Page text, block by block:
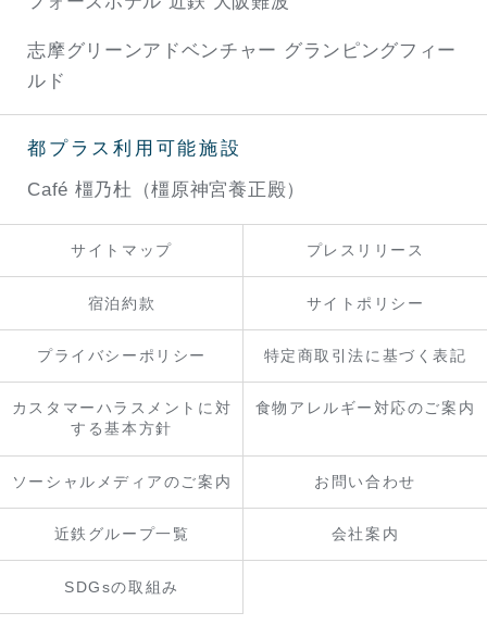
志摩グリーンアドベンチャー グランピングフィー
ルド
都プラス利用可能施設
Café 橿乃杜（橿原神宮養正殿）
サイトマップ プレスリリース
宿泊約款 サイトポリシー
プライバシーポリシー 特定商取引法に基づく表記
カスタマーハラスメントに対
する基本方針
食物アレルギー対応のご案内
ソーシャルメディアのご案内 お問い合わせ
近鉄グループ一覧 会社案内
SDGsの取組み